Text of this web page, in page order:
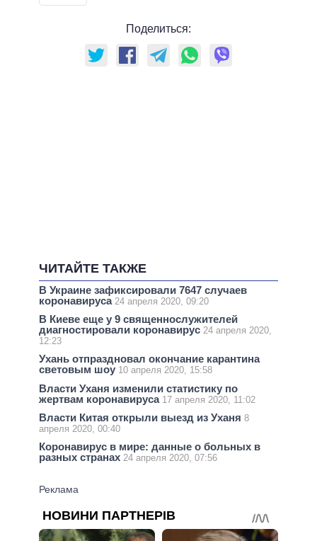
Поделиться:
ЧИТАЙТЕ ТАКЖЕ
В Украине зафиксировали 7647 случаев
коронавируса 24 апреля 2020, 09:20
В Киеве еще у 9 священнослужителей
диагностировали коронавирус 24 апреля 2020,
12:23
Ухань отпраздновал окончание карантина
световым шоу 10 апреля 2020, 15:58
Власти Уханя изменили статистику по
жертвам коронавируса 17 апреля 2020, 11:02
Власти Китая открыли выезд из Уханя 8
апреля 2020, 00:40
Коронавирус в мире: данные о больных в
разных странах 24 апреля 2020, 07:56